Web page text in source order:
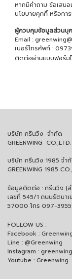
หากมีคำถาม ข้อเสน
นโยบายคุกกี้ หรือก
ผู้ควบคุมข้อมูลส่วนบุ
Email :
เบอร์โทรศัพท์ :
ติดต่อผ่านแบบฟอร์ม
บริษัท กรีนวิง จำกัด
GREENWING CO.,LTD.
บริษัท กรีนวิง 1985 จำ
GREENWING 1985
ข้อมูลติดต่อ : กรีนวิง (
เลขที่ 545/1 ถนนรัตนา
57000 โทร 097-
FOLLOW US :
Facebook :
Line : @Greenwing
Instagram :
Youtube : Greenwing